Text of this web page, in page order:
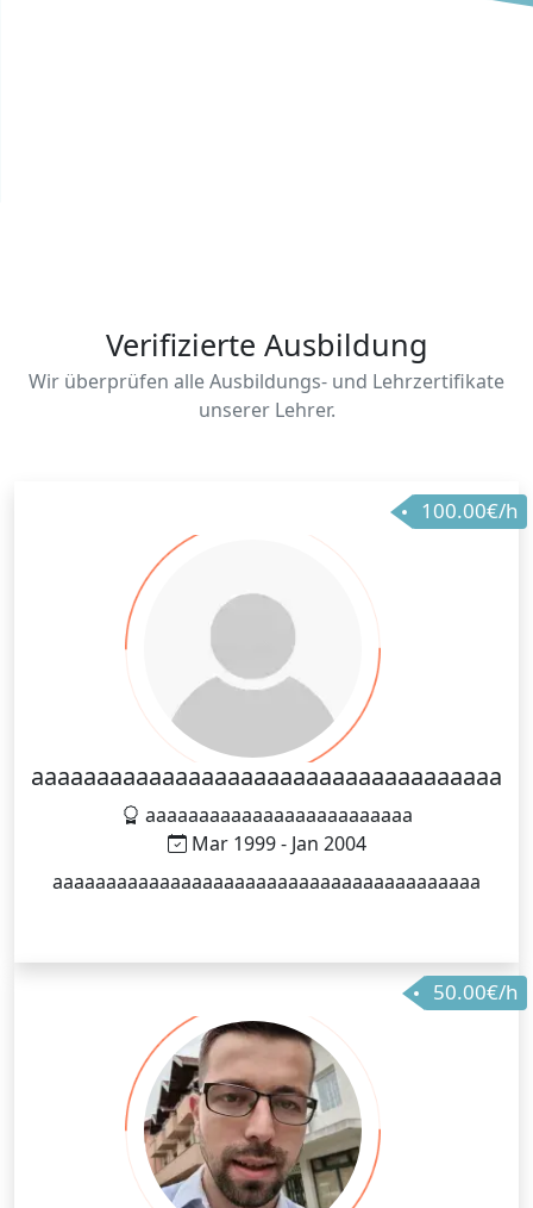
Verifizierte Ausbildung
Wir überprüfen alle Ausbildungs- und Lehrzertifikate
unserer Lehrer.
100.00€/h
aaaaaaaaaaaaaaaaaaaaaaaaaaaaaaaaaaaa
aaaaaaaaaaaaaaaaaaaaaaaaa
Mar 1999 - Jan 2004
aaaaaaaaaaaaaaaaaaaaaaaaaaaaaaaaaaaaaaaa
50.00€/h